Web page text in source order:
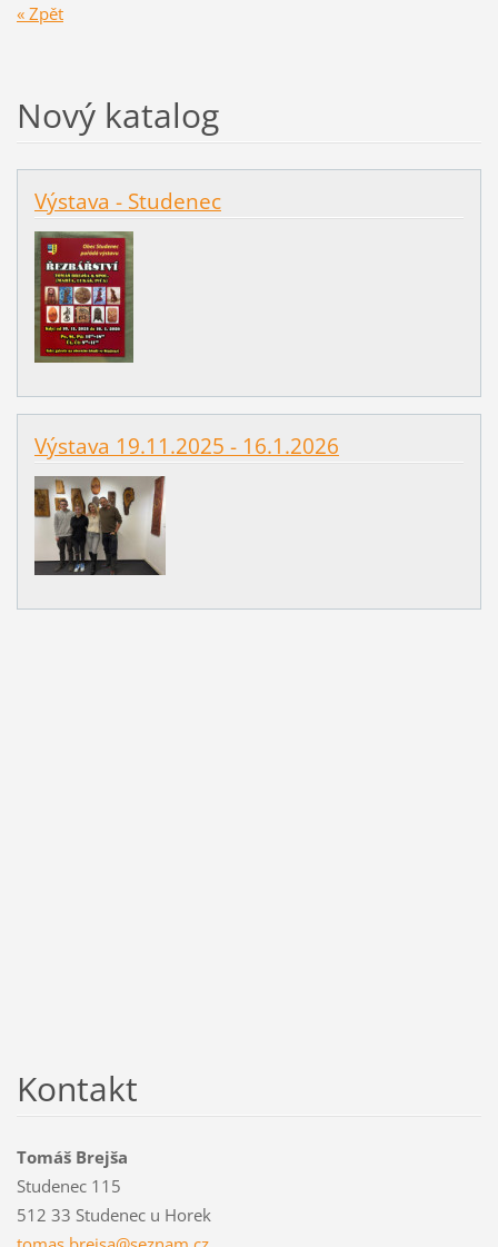
« Zpět
Nový katalog
Výstava - Studenec
Výstava 19.11.2025 - 16.1.2026
Kontakt
Tomáš Brejša
Studenec 115
512 33 Studenec u Horek